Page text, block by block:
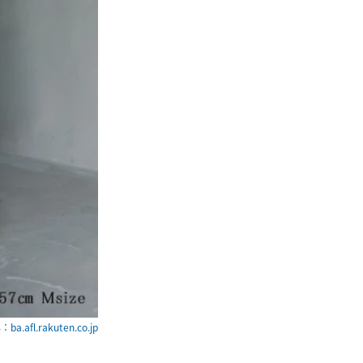
ba.afl.rakuten.co.jp